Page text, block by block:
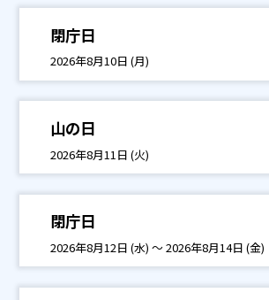
閉庁日
2026年8月10日 (月)
山の日
2026年8月11日 (火)
閉庁日
2026年8月12日 (水) ～ 2026年8月14日 (金)